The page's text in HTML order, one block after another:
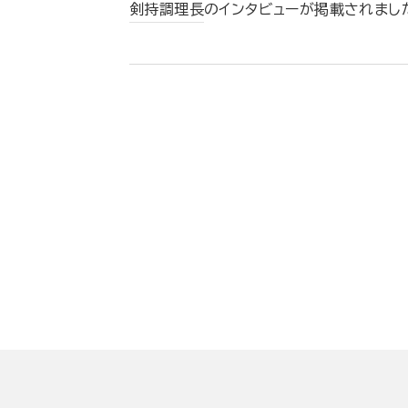
剣持調理長のインタビューが掲載されまし